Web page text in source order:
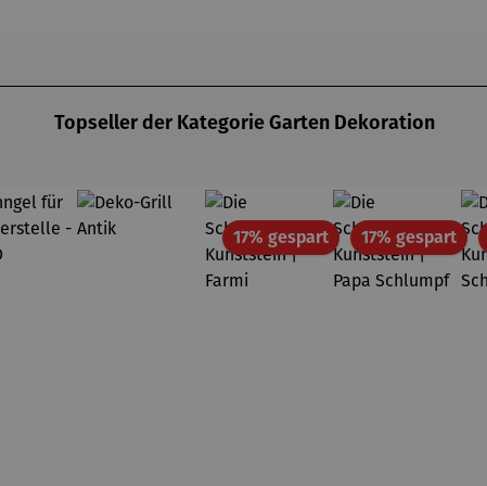
Topseller der Kategorie Garten Dekoration
17% gespartRabatt17% gespart